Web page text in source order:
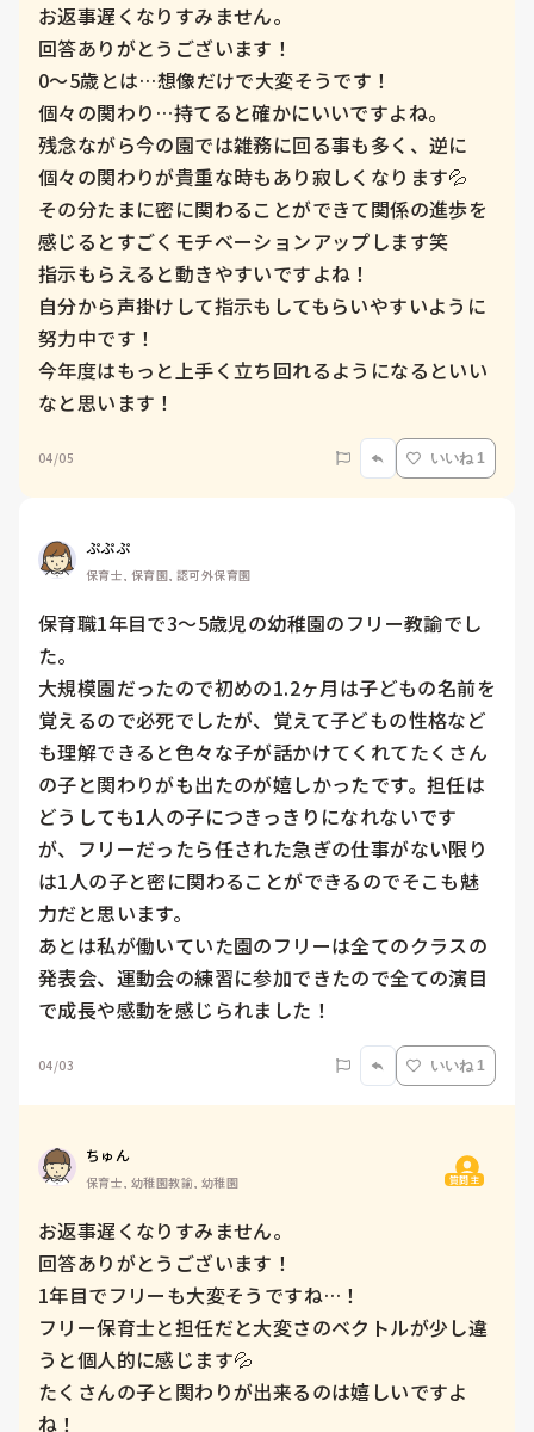
お返事遅くなりすみません。
回答ありがとうございます！
0〜5歳とは…想像だけで大変そうです！
個々の関わり…持てると確かにいいですよね。
残念ながら今の園では雑務に回る事も多く、逆に
個々の関わりが貴重な時もあり寂しくなります💦
その分たまに密に関わることができて関係の進歩を
感じるとすごくモチベーションアップします笑
指示もらえると動きやすいですよね！
自分から声掛けして指示もしてもらいやすいように
努力中です！
今年度はもっと上手く立ち回れるようになるといい
なと思います！
04/05 いいね 1
ぷぷぷ
保育士, 保育園, 認可外保育園
保育職1年目で3〜5歳児の幼稚園のフリー教諭でし
た。
大規模園だったので初めの1.2ヶ月は子どもの名前を
覚えるので必死でしたが、覚えて子どもの性格など
も理解できると色々な子が話かけてくれてたくさん
の子と関わりがも出たのが嬉しかったです。担任は
どうしても1人の子につきっきりになれないです
が、フリーだったら任された急ぎの仕事がない限り
は1人の子と密に関わることができるのでそこも魅
力だと思います。
あとは私が働いていた園のフリーは全てのクラスの
発表会、運動会の練習に参加できたので全ての演目
で成長や感動を感じられました！
04/03 いいね 1
ちゅん
保育士, 幼稚園教諭, 幼稚園 質問主
お返事遅くなりすみません。
回答ありがとうございます！
1年目でフリーも大変そうですね…！
フリー保育士と担任だと大変さのベクトルが少し違
うと個人的に感じます💦
たくさんの子と関わりが出来るのは嬉しいですよ
ね！